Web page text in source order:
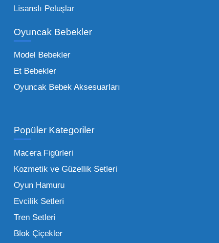
Bebeklik döneminden ergenliğe kadar geniş
toptan tedariği yaparken, piyasadaki en son
figürlerden geleneksel oyun setlerine kadar
her şeyi portföyümüzde bulabilirsiniz.
İşletmeler için toptan oyuncak satış ve alımı
şüphesiz ki birim maliyetin düşmesidir.
Oyuncak toptan kanalına geçildiğinde,
perakende satış fiyatı ile alış fiyatı arasındaki
makas açılır ve bu da ciddi kâr marjları elde
edilmesini sağlar. Toplu alımlarda uygulanan
Lisanslı Peluşlar
Oyuncak Bebekler
Model Bebekler
Et Bebekler
Oyuncak Bebek Aksesuarları
Popüler Kategoriler
Macera Figürleri
Kozmetik ve Güzellik Setleri
Oyun Hamuru
Evcilik Setleri
Tren Setleri
Blok Çiçekler